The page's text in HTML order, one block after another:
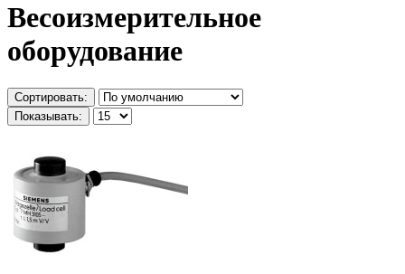
Весоизмерительное
оборудование
Сортировать:
Показывать: